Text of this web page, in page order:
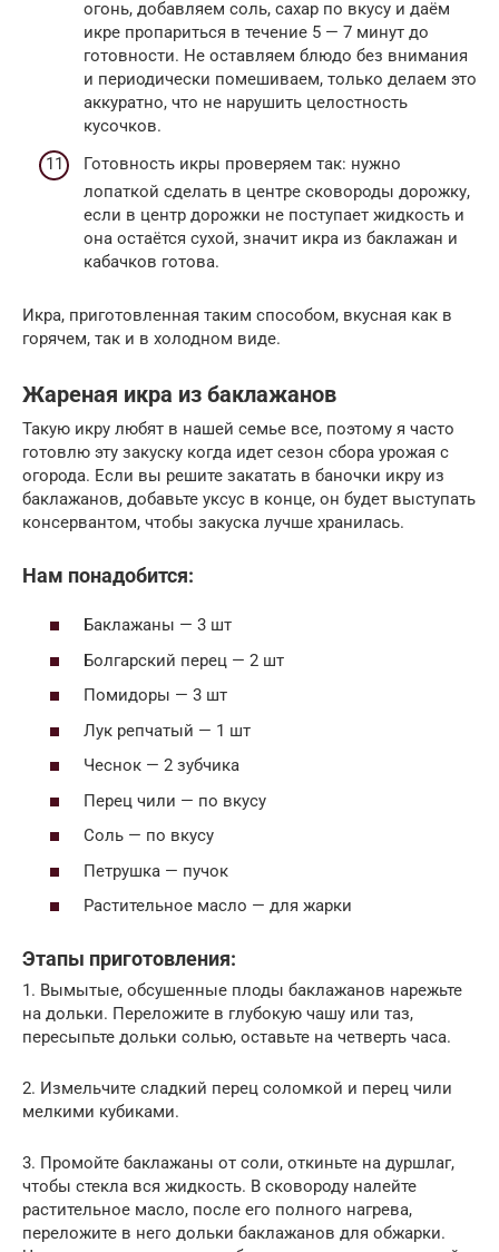
огонь, добавляем соль, сахар по вкусу и даём
икре пропариться в течение 5 — 7 минут до
готовности. Не оставляем блюдо без внимания
и периодически помешиваем, только делаем это
аккуратно, что не нарушить целостность
кусочков.
Готовность икры проверяем так: нужно
лопаткой сделать в центре сковороды дорожку,
если в центр дорожки не поступает жидкость и
она остаётся сухой, значит икра из баклажан и
кабачков готова.
Икра, приготовленная таким способом, вкусная как в
горячем, так и в холодном виде.
Жареная икра из баклажанов
Такую икру любят в нашей семье все, поэтому я часто
готовлю эту закуску когда идет сезон сбора урожая с
огорода. Если вы решите закатать в баночки икру из
баклажанов, добавьте уксус в конце, он будет выступать
консервантом, чтобы закуска лучше хранилась.
Нам понадобится:
Баклажаны — 3 шт
Болгарский перец — 2 шт
Помидоры — 3 шт
Лук репчатый — 1 шт
Чеснок — 2 зубчика
Перец чили — по вкусу
Соль — по вкусу
Петрушка — пучок
Растительное масло — для жарки
Этапы приготовления:
1. Вымытые, обсушенные плоды баклажанов нарежьте
на дольки. Переложите в глубокую чашу или таз,
пересыпьте дольки солью, оставьте на четверть часа.
2. Измельчите сладкий перец соломкой и перец чили
мелкими кубиками.
3. Промойте баклажаны от соли, откиньте на дуршлаг,
чтобы стекла вся жидкость. В сковороду налейте
растительное масло, после его полного нагрева,
переложите в него дольки баклажанов для обжарки.